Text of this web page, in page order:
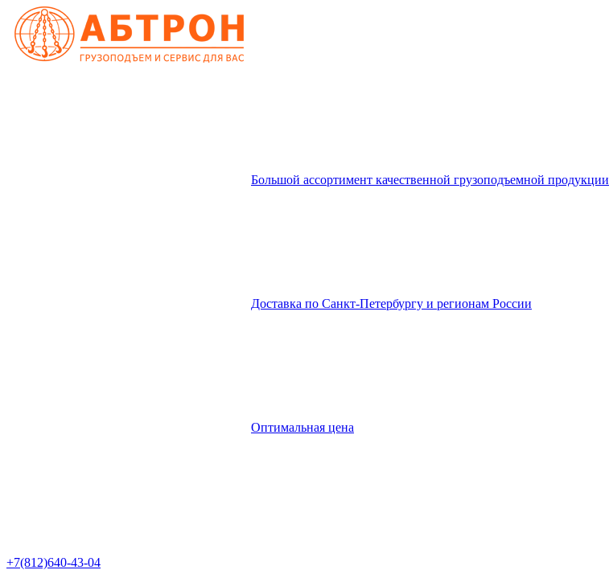
Большой ассортимент качественной грузоподъемной продукции
Доставка по Санкт-Петербургу и регионам России
Оптимальная цена
+7(812)640-43-04